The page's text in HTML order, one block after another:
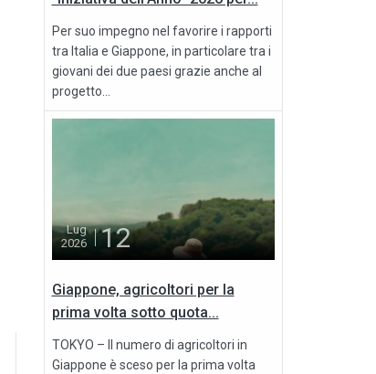
Per suo impegno nel favorire i rapporti
tra Italia e Giappone, in particolare tra i
giovani dei due paesi grazie anche al
progetto...
Lug
2026
12
Giappone, agricoltori per la
prima volta sotto quota...
TOKYO – Il numero di agricoltori in
Giappone è sceso per la prima volta